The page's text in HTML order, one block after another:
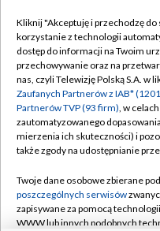
Abonament TVP
Emisja w TVP
Centrum informacji TVP
Naziemna Telewizja
Rada Programowa
System NOS
Kliknij "Akceptuję i przechodzę do
korzystanie z technologii
dostęp do informacji na Twoim
przechowywanie oraz na
nas, czyli Telewizję Polską S.A. w
Zaufanych Partnerów z IAB*
Partnerów TVP (93 firm), w
zautomatyzowanego
mierzenia ich skuteczności) i
także zgody na udostępnianie
Twoje dane osobowe zbierane
poszczególnych serwisów
zapisywane za pomocą
WWW lub innych podobnych